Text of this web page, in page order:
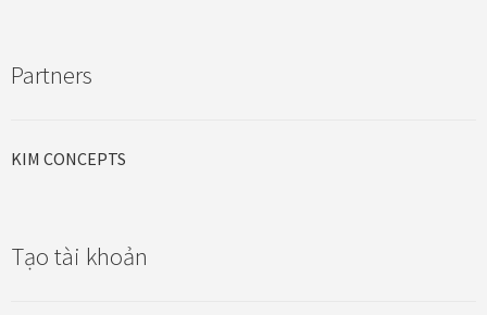
Partners
KIM CONCEPTS
Tạo tài khoản